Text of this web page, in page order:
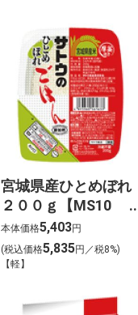
宮城県産ひとめぼれ
２００ｇ【MS10
web用】
本体価格5,403円
(税込価格5,835円／税8%)
【軽】